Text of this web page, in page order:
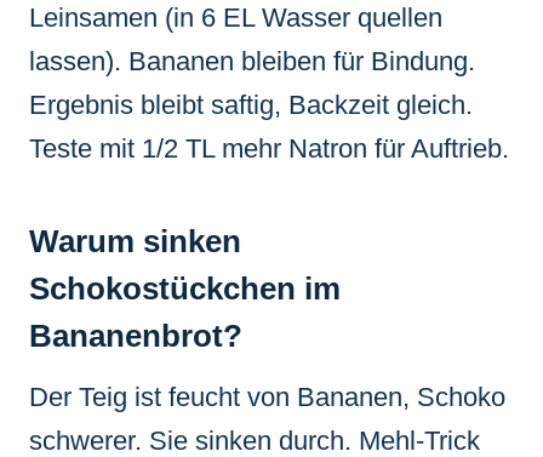
Leinsamen (in 6 EL Wasser quellen
lassen). Bananen bleiben für Bindung.
Ergebnis bleibt saftig, Backzeit gleich.
Teste mit 1/2 TL mehr Natron für Auftrieb.
Warum sinken
Schokostückchen im
Bananenbrot?
Der Teig ist feucht von Bananen, Schoko
schwerer. Sie sinken durch. Mehl-Trick